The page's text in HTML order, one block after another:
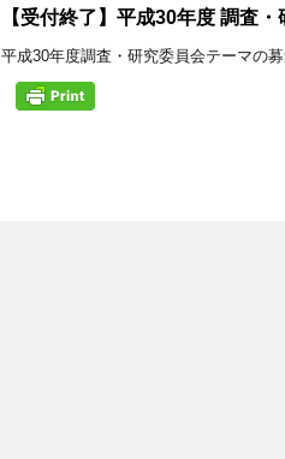
【受付終了】平成30年度 調査
平成30年度調査・研究委員会テーマの